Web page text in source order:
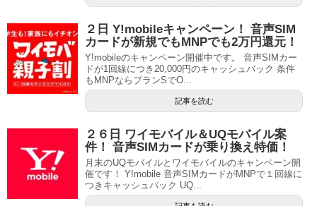
２日 Y!mobileキャンペーン！ 音声SIM
カードが新規でもMNPでも2万円還元！
Y!mobileのキャンペーン開催中です。 音声SIMカー
ドが1回線につき20,000円のキャッシュバック 条件
もMNPならプランSでO...
記事を読む
２６日 ワイモバイル＆UQモバイル案
件！ 音声SIMカードが乗り換え特価！
月末のUQモバイルとワイモバイルのキャンペーン開
催です！ Y!mobile 音声SIMカードがMNPで１回線に
つきキャッシュバック UQ...